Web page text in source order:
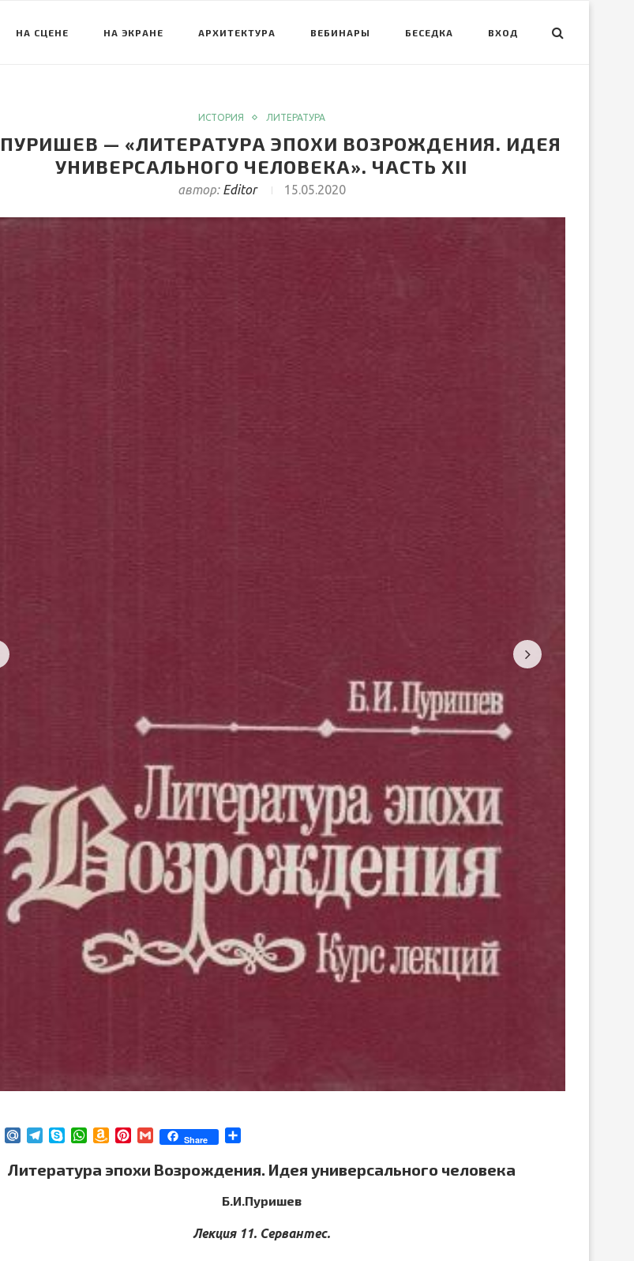
НА СЦЕНЕ НА ЭКРАНЕ АРХИТЕКТУРА ВЕБИНАРЫ БЕСЕДКА ВХОД
ИСТОРИЯ ЛИТЕРАТУРА
— «ЛИТЕРАТУРА ЭПОХИ ВОЗРОЖДЕНИЯ. ИДЕЯ
УНИВЕРСАЛЬНОГО ЧЕЛОВЕКА». ЧАСТЬ XII
автор: Editor 15.05.2020
Odnoklassniki
Mail.RuTelegram
SkypeWhatsApp
Amazon
List
Pinterest
GmailShare
Литература эпохи Возрождения. Идея универсального человека
Б.И.Пуришев
Лекция 11. Сервантес.
ИЮЛЯ 2026 ГОДА
30.Июн.2026
МИФЫ ДРЕВНЕЙ ГРЕЦИИ
15.Июн.2026